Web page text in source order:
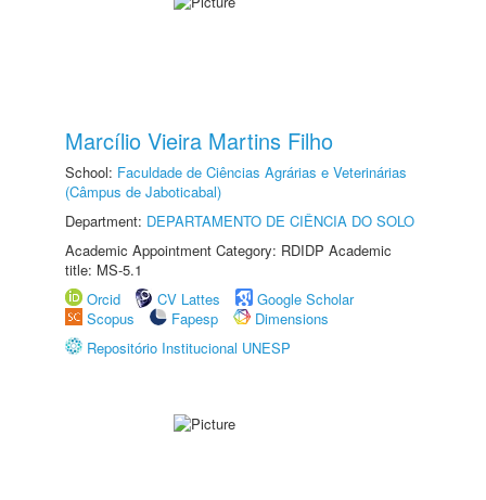
Marcílio Vieira Martins Filho
School: Faculdade de Ciências Agrárias e Veterinárias
(Câmpus de Jaboticabal)
Department: DEPARTAMENTO DE CIÊNCIA DO SOLO
Academic Appointment Category: RDIDP Academic
title: MS-5.1
Orcid
CV Lattes
Google Scholar
Scopus
Fapesp
Dimensions
Repositório Institucional UNESP